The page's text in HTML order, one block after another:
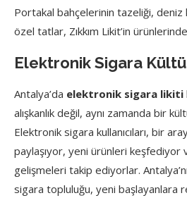
Portakal bahçelerinin tazeliği, deniz
özel tatlar, Zıkkım Likit’in
Elektronik Sigara
Antalya’da elektronik sigara likiti
alışkanlık değil, aynı zamanda bir
Elektronik sigara kullanıcıları, bir
paylaşıyor, yeni ürünleri keşfediyor
gelişmeleri takip ediyorlar.
sigara topluluğu, yeni başlayanlara